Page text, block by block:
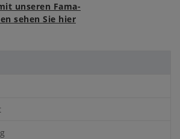
unseren Fama-
sehen Sie hier